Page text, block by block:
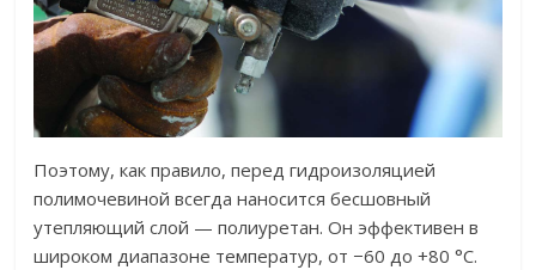
Поэтому, как правило, перед гидроизоляцией
полимочевиной всегда наносится бесшовный
утепляющий слой — полиуретан. Он эффективен в
широком диапазоне температур, от −60 до +80 °С.